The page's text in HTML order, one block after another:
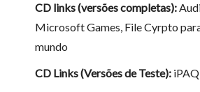
CD links (versões completas):
Microsoft Games, File Cyrpto
mundo
CD Links (Versões de Teste):